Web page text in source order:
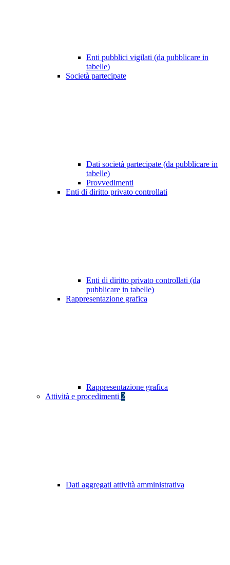
Enti pubblici vigilati (da pubblicare in
tabelle)
Società partecipate
Dati società partecipate (da pubblicare in
tabelle)
Provvedimenti
Enti di diritto privato controllati
Enti di diritto privato controllati (da
pubblicare in tabelle)
Rappresentazione grafica
Rappresentazione grafica
Attività e procedimenti 2
Dati aggregati attività amministrativa